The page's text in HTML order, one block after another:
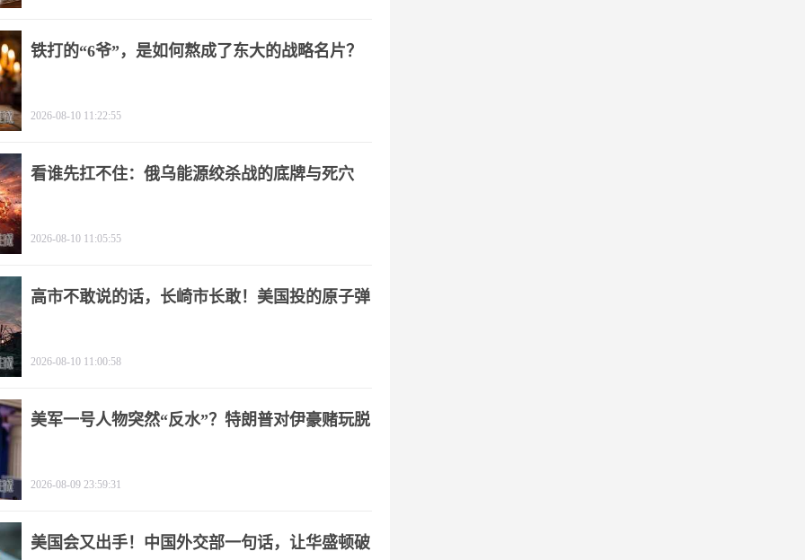
铁打的“6爷”，是如何熬成了东大的战略名片？
2026-08-10 11:22:55
看谁先扛不住：俄乌能源绞杀战的底牌与死穴
2026-08-10 11:05:55
高市不敢说的话，长崎市长敢！美国投的原子弹
2026-08-10 11:00:58
美军一号人物突然“反水”？特朗普对伊豪赌玩脱
2026-08-09 23:59:31
美国会又出手！中国外交部一句话，让华盛顿破